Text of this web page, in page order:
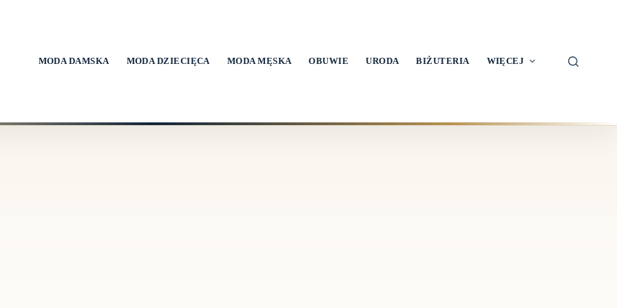
MODA DAMSKA MODA DZIECIĘCA MODA MĘSKA OBUWIE URODA BIŻUTERIA WIĘCEJ